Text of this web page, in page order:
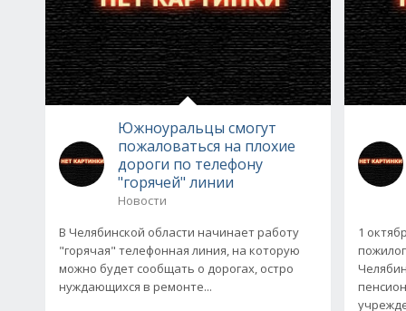
Южноуральцы смогут
пожаловаться на плохие
дороги по телефону
"горячей" линии
Новости
В Челябинской области начинает работу
"горячая" телефонная линия, на которую
можно будет сообщать о дорогах, остро
нуждающихся в ремонте...
1